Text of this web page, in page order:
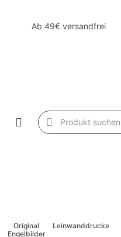
Ab 49€ versandfrei
Original
Engelbilder
Leinwanddrucke